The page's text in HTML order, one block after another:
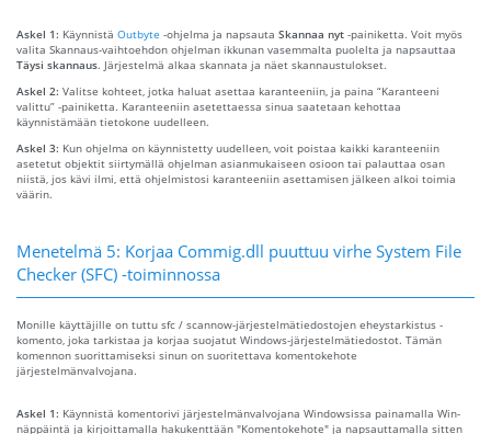
Askel 1: Käynnistä Outbyte -ohjelma ja napsauta Skannaa nyt -painiketta. Voit myös
valita Skannaus-vaihtoehdon ohjelman ikkunan vasemmalta puolelta ja napsauttaa
Täysi skannaus. Järjestelmä alkaa skannata ja näet skannaustulokset.
Askel 2: Valitse kohteet, jotka haluat asettaa karanteeniin, ja paina “Karanteeni
valittu” -painiketta. Karanteeniin asetettaessa sinua saatetaan kehottaa
käynnistämään tietokone uudelleen.
Askel 3: Kun ohjelma on käynnistetty uudelleen, voit poistaa kaikki karanteeniin
asetetut objektit siirtymällä ohjelman asianmukaiseen osioon tai palauttaa osan
niistä, jos kävi ilmi, että ohjelmistosi karanteeniin asettamisen jälkeen alkoi toimia
väärin.
Menetelmä 5: Korjaa Commig.dll puuttuu virhe System File
Checker (SFC) -toiminnossa
Monille käyttäjille on tuttu sfc / scannow-järjestelmätiedostojen eheystarkistus -
komento, joka tarkistaa ja korjaa suojatut Windows-järjestelmätiedostot. Tämän
komennon suorittamiseksi sinun on suoritettava komentokehote
järjestelmänvalvojana.
Askel 1: Käynnistä komentorivi järjestelmänvalvojana Windowsissa painamalla Win-
näppäintä ja kirjoittamalla hakukenttään "Komentokehote" ja napsauttamalla sitten